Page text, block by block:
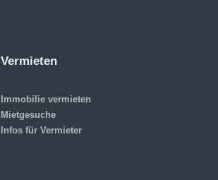
Vermieten
Immobilie vermieten
Mietgesuche
Infos für Vermieter